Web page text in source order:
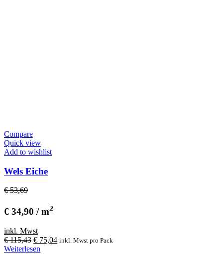
Compare
Quick view
Add to wishlist
Wels Eiche
€ 53,69
€ 34,90 / m2
inkl. Mwst
€115,43 Ursprünglicher
Preis
€ 75,04Aktueller
inkl. Mwst pro Pack
Weiterlesen